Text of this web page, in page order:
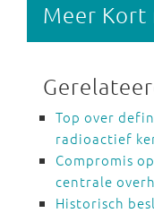
Meer Kort
Top over
radioactief
Compromis
centrale
Historisch